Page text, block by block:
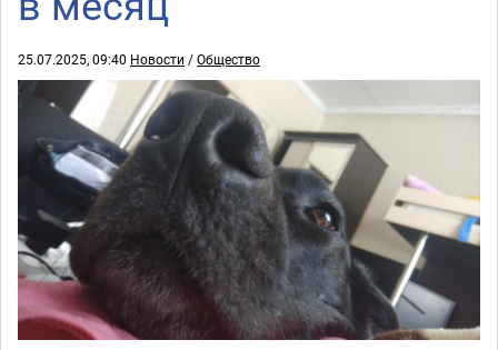
25.07.2025, 09:40 Новости /Общество